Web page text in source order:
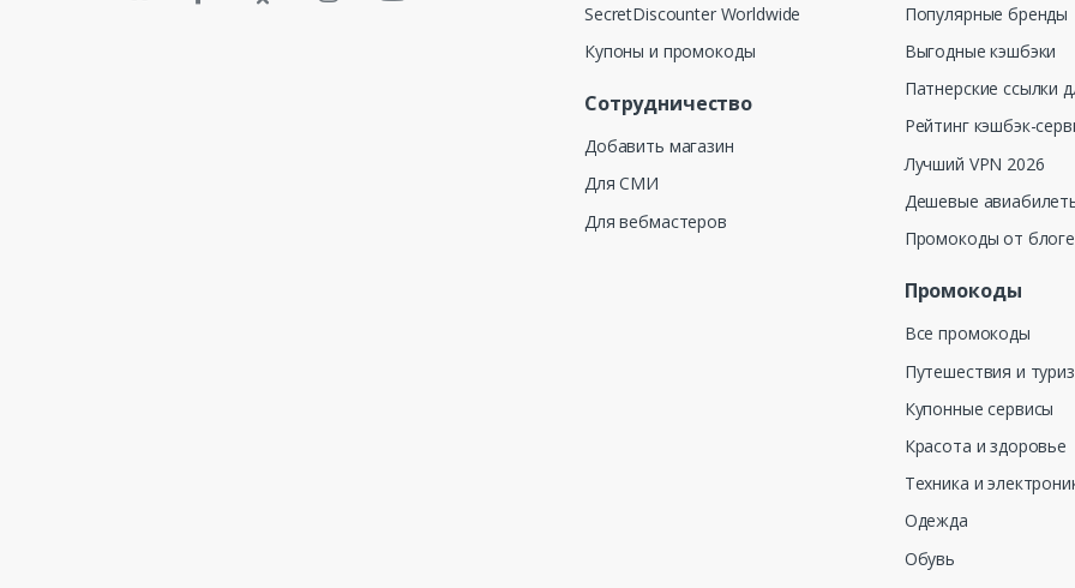
SecretDiscounter Worldwide
Купоны и промокоды
Сотрудничество
Добавить магазин
Для СМИ
Для вебмастеров
Популярные бренды
Выгодные кэшбэки
Патнерские ссылки
Рейтинг кэшбэк-
Лучший VPN 2026
Дешевые
Промокоды от
Промокоды
Все промокоды
Путешествия и
Купонные сервисы
Красота и здоровье
Техника и
Одежда
Обувь